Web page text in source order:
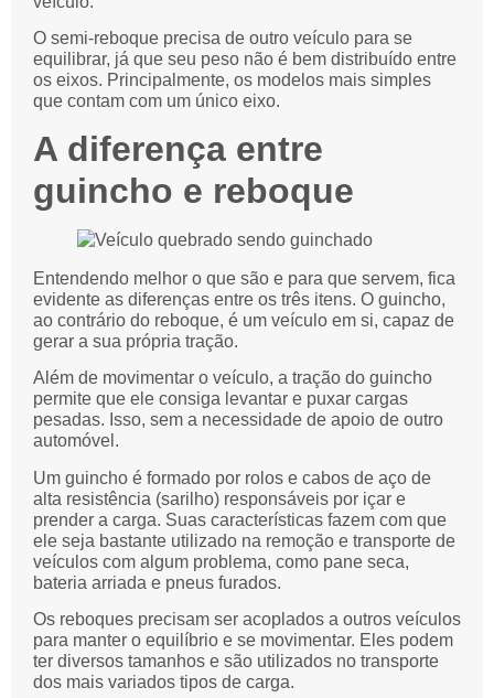
O semi-reboque precisa de outro veículo para se
equilibrar, já que seu peso não é bem distribuído entre
os eixos. Principalmente, os modelos mais simples
que contam com um único eixo.
A diferença entre
guincho e reboque
Entendendo melhor o que são e para que servem, fica
evidente as diferenças entre os três itens. O guincho,
ao contrário do reboque, é um veículo em si, capaz de
gerar a sua própria tração.
Além de movimentar o veículo, a tração do guincho
permite que ele consiga levantar e puxar cargas
pesadas. Isso, sem a necessidade de apoio de outro
automóvel.
Um guincho é formado por rolos e cabos de aço de
alta resistência (sarilho) responsáveis por içar e
prender a carga. Suas características fazem com que
ele seja bastante utilizado na remoção e transporte de
veículos com algum problema, como pane seca,
bateria arriada e pneus furados.
Os reboques precisam ser acoplados a outros veículos
para manter o equilíbrio e se movimentar. Eles podem
ter diversos tamanhos e são utilizados no transporte
dos mais variados tipos de carga.